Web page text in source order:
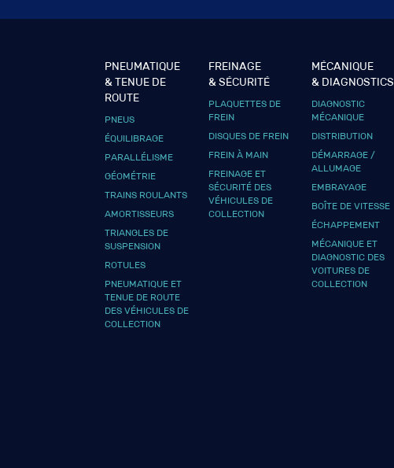
PNEUMATIQUE
& TENUE DE
ROUTE
PNEUS
ÉQUILIBRAGE
PARALLÉLISME
GÉOMÉTRIE
TRAINS ROULANTS
AMORTISSEURS
TRIANGLES DE
SUSPENSION
ROTULES
PNEUMATIQUE ET
TENUE DE ROUTE
DES VÉHICULES DE
COLLECTION
FREINAGE
& SÉCURITÉ
PLAQUETTES DE
FREIN
DISQUES DE FREIN
FREIN À MAIN
FREINAGE ET
SÉCURITÉ DES
VÉHICULES DE
COLLECTION
MÉCANIQUE
& DIAGNOSTICS
DIAGNOSTIC
MÉCANIQUE
DISTRIBUTION
DÉMARRAGE /
ALLUMAGE
EMBRAYAGE
BOÎTE DE VITESSE
ÉCHAPPEMENT
MÉCANIQUE ET
DIAGNOSTIC DES
VOITURES DE
COLLECTION